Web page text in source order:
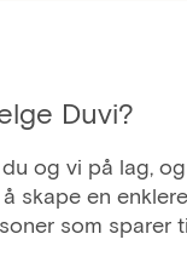
Duvi?
og vi på lag,
skape en
som sparer